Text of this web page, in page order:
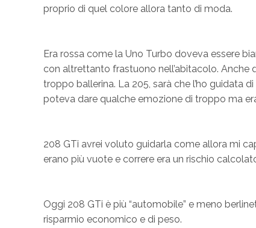
proprio di quel colore allora tanto di moda.
Era rossa come la Uno Turbo doveva essere
con altrettanto frastuono nell’abitacolo. Anche
troppo ballerina. La 205, sarà che l’ho guidata
poteva dare qualche emozione di troppo ma
208 GTi avrei voluto guidarla come allora mi
erano più vuote e correre era un rischio
Oggi 208 GTi è più “automobile” e meno
risparmio economico e di peso.